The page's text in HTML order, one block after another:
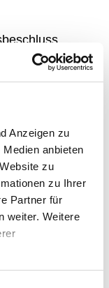
Anzeigen zu
anbieten
zu
zu Ihrer
Partner für
weiter. Weitere
Sie